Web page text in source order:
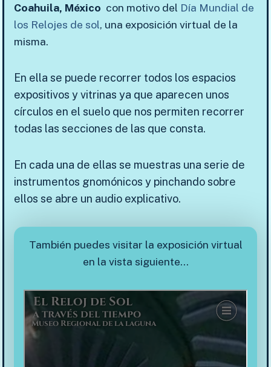
Coahuila, México con motivo del Día Mundial de
los Relojes de sol, una exposición virtual de la
misma.
En ella se puede recorrer todos los espacios
expositivos y vitrinas ya que aparecen unos
círculos en el suelo que nos permiten recorrer
todas las secciones de las que consta.
En cada una de ellas se muestras una serie de
instrumentos gnomónicos y pinchando sobre
ellos se abre un audio explicativo.
También puedes visitar la exposición virtual
en la vista siguiente…